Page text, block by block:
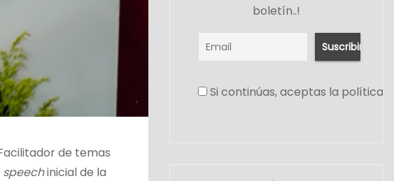
de temas
speechinicial de la
boletín..!
Si continúas, aceptas la política